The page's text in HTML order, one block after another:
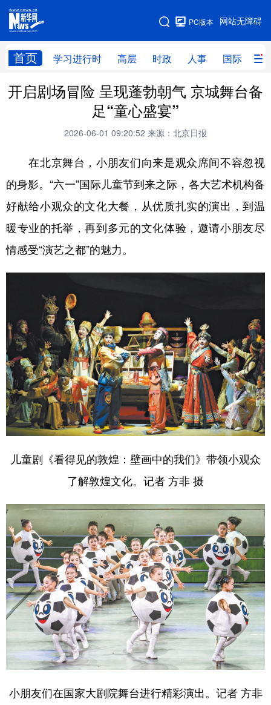
网站无障碍
PC版本
首页 学习进行时 高层 时政 人事 国际 财
网站地图
学习进行时 高层 时政 人事
财经 网评
科技 科创 量子 体育
书画 健康 军事
法律 中央文件
学术中国
城市 旅游
彩票 娱乐 时尚 悦读
公益 一带一路 亚太网 上市公司
文化产业
浙江 安徽 福建 江西
山东 河南 湖北 湖南
广东 广西 海南 重庆
四川 贵州 云南 西藏
陕西 青海 宁夏
新疆 内蒙古 黑龙江
多语种频道
开启剧场冒险 呈现蓬勃朝气 京城舞台备
足“童心盛宴”
2026-06-01 09:20:52 来源：北京日报
在北京舞台，小朋友们向来是观众席间不容忽视
的身影。“六一”国际儿童节到来之际，各大艺术机构备
好献给小观众的文化大餐，从优质扎实的演出，到温
暖专业的托举，再到多元的文化体验，邀请小朋友尽
情感受“演艺之都”的魅力。
儿童剧《看得见的敦煌：壁画中的我们》带领小观众
了解敦煌文化。记者 方非 摄
小朋友们在国家大剧院舞台进行精彩演出。记者 方非